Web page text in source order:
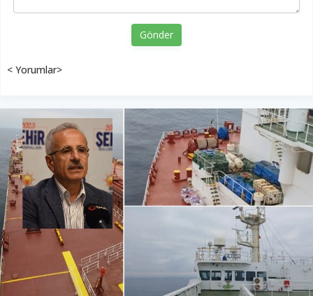
Gönder
< Yorumlar>